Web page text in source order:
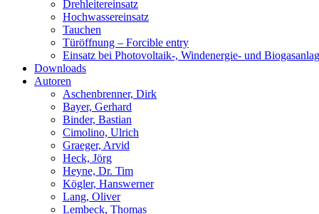
Drehleitereinsatz
Hochwassereinsatz
Tauchen
Türöffnung – Forcible entry
Einsatz bei Photovoltaik-, Windenergie- und
Downloads
Autoren
Aschenbrenner, Dirk
Bayer, Gerhard
Binder, Bastian
Cimolino, Ulrich
Graeger, Arvid
Heck, Jörg
Heyne, Dr. Tim
Kögler, Hanswerner
Lang, Oliver
Lembeck, Thomas